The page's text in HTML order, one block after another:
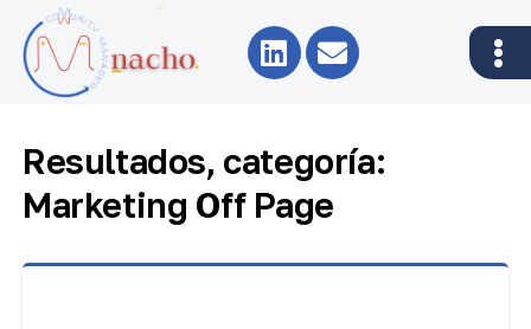
Resultados, categoría:
Marketing Off Page